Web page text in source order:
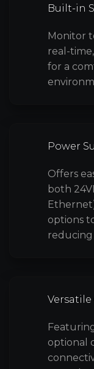
Built-in
Monitor
real-
for a
Power
Offers
both
options
optional